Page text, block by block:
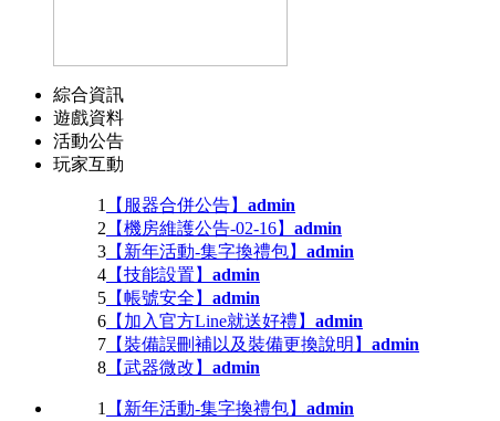
綜合資訊
遊戲資料
活動公告
玩家互動
1 【服器合併公告】 admin
2 【機房維護公告-02-16】 admin
3 【新年活動-集字換禮包】 admin
4 【技能設置】 admin
5 【帳號安全】 admin
6 【加入官方Line就送好禮】 admin
7 【裝備誤刪補以及裝備更換說明】 admin
8 【武器微改】 admin
1 【新年活動-集字換禮包】 admin